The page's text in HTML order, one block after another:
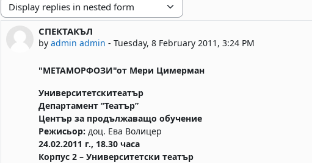
Display mode
СПЕКТАКЪЛ
by admin admin - Tuesday, 8 February 2011, 3:24 PM
Number of replies: 0
"МЕТАМОРФОЗИ"от Мери Цимерман
Университетскитеатър
Департамент “Театър”
Център за продължаващо обучение
Режисьор: доц. Ева Волицер
24.02.2011 г., 18.30 часа
Корпус 2 – Университетски театър